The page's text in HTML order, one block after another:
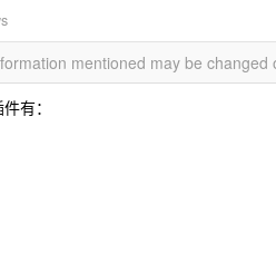
mentioned may be changed
有：